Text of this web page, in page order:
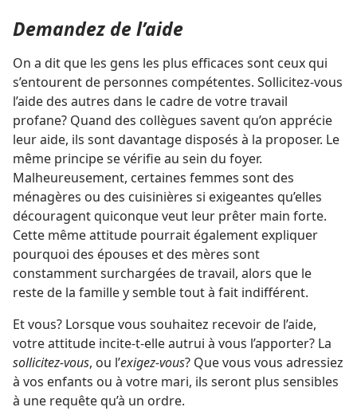
Demandez de l’aide
On a dit que les gens les plus efficaces sont ceux qui
s’entourent de personnes compétentes. Sollicitez-​vous
l’aide des autres dans le cadre de votre travail
profane? Quand des collègues savent qu’on apprécie
leur aide, ils sont davantage disposés à la proposer. Le
même principe se vérifie au sein du foyer.
Malheureusement, certaines femmes sont des
ménagères ou des cuisinières si exigeantes qu’elles
découragent quiconque veut leur prêter main forte.
Cette même attitude pourrait également expliquer
pourquoi des épouses et des mères sont
constamment surchargées de travail, alors que le
reste de la famille y semble tout à fait indifférent.
Et vous? Lorsque vous souhaitez recevoir de l’aide,
votre attitude incite-​t-​elle autrui à vous l’apporter? La
sollicitez-​vous, ou l’exigez-​vous? Que vous vous adressiez
à vos enfants ou à votre mari, ils seront plus sensibles
à une requête qu’à un ordre.